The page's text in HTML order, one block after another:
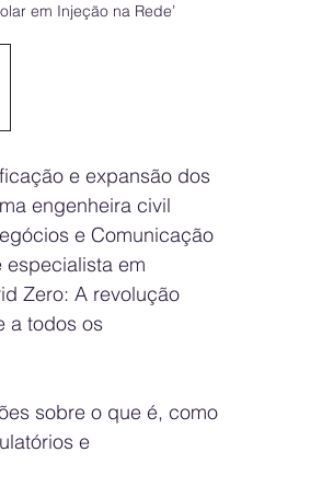
em Injeção na Rede’
2 - 2025 (1)
e expansão dos
engenheira civil
e Comunicação
especialista em
Zero: A revolução
a todos os
sobre o que é, como
e